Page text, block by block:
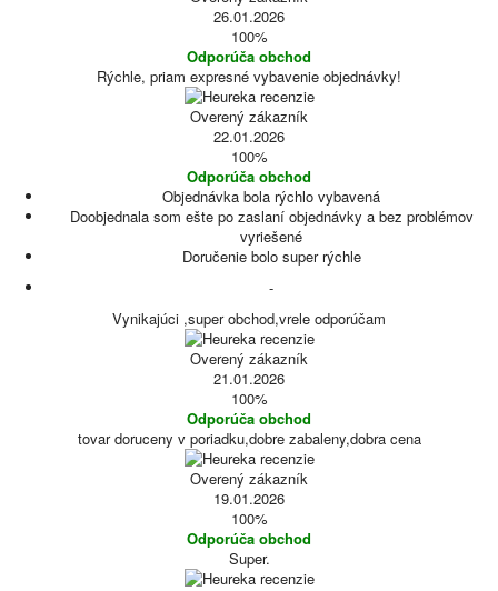
26.01.2026
100%
Odporúča obchod
Rýchle, priam expresné vybavenie objednávky!
Overený zákazník
22.01.2026
100%
Odporúča obchod
Objednávka bola rýchlo vybavená
Doobjednala som ešte po zaslaní objednávky a bez problémov
vyriešené
Doručenie bolo super rýchle
-
Vynikajúci ,super obchod,vrele odporúčam
Overený zákazník
21.01.2026
100%
Odporúča obchod
tovar doruceny v poriadku,dobre zabaleny,dobra cena
Overený zákazník
19.01.2026
100%
Odporúča obchod
Super.